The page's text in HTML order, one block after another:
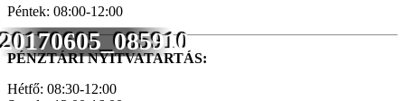
20170605_085910
Péntek: 08:00-12:00
PÉNZTÁRI NYITVATARTÁS:
Hétfő: 08:30-12:00